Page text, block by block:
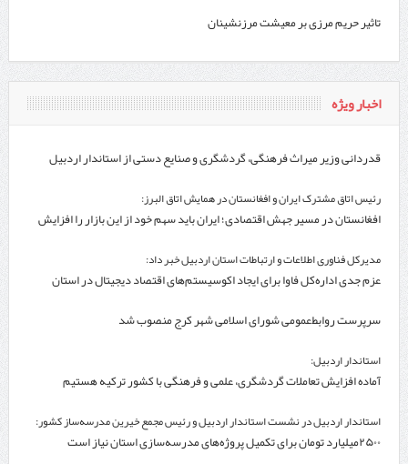
تاثیر حریم مرزی بر معیشت مرزنشینان
اخبار ویژه
قدردانی وزیر میراث فرهنگی، گردشگری و صنایع دستی از استاندار اردبیل
رئیس اتاق مشترک ایران و افغانستان در همایش اتاق البرز:
افغانستان در مسیر جهش اقتصادی؛ ایران باید سهم خود از این بازار را افزایش
مدیرکل فناوری اطلاعات و ارتباطات استان اردبیل خبر داد:
عزم جدی اداره‌کل فاوا برای ایجاد اکوسیستم‌های اقتصاد دیجیتال در استان
سرپرست روابط‌عمومی شورای اسلامی شهر کرج منصوب شد
استاندار اردبیل:
آماده افزایش تعاملات گردشگری، علمی و فرهنگی با کشور ترکیه هستیم
استاندار اردبیل در نشست استاندار اردبیل و رئیس مجمع خیرین مدرسه‌ساز کشور:
۲۵۰۰میلیارد تومان برای تکمیل پروژه‌های مدرسه‌سازی استان نیاز است